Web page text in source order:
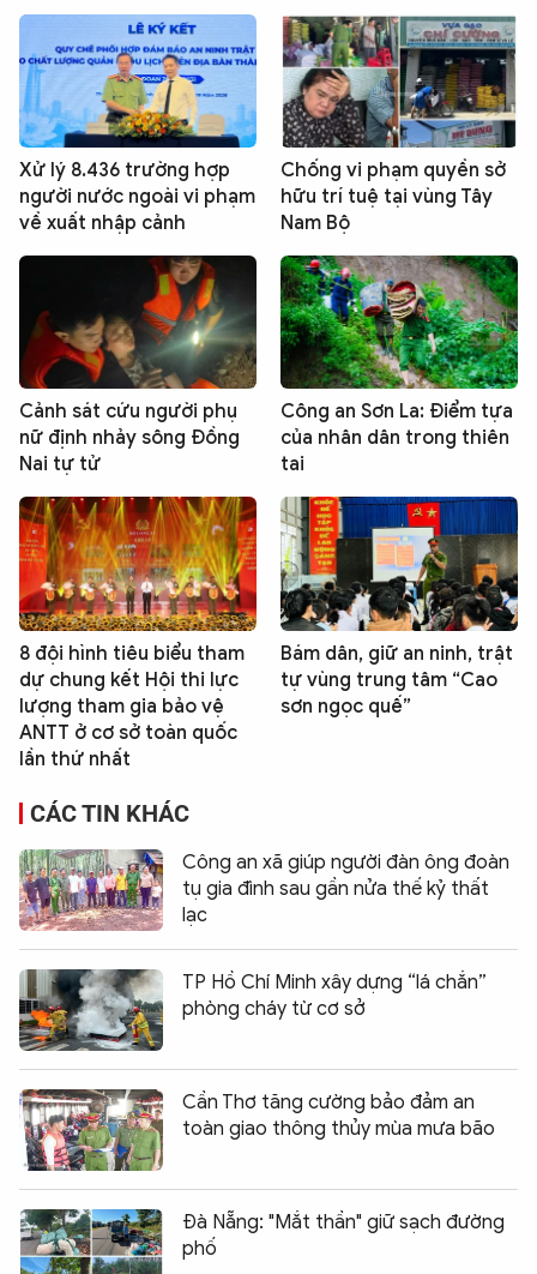
Xử lý 8.436 trường hợp
người nước ngoài vi phạm
về xuất nhập cảnh
Chống vi phạm quyền sở
hữu trí tuệ tại vùng Tây
Nam Bộ
Cảnh sát cứu người phụ
nữ định nhảy sông Đồng
Nai tự tử
Công an Sơn La: Điểm tựa
của nhân dân trong thiên
tai
8 đội hình tiêu biểu tham
dự chung kết Hội thi lực
lượng tham gia bảo vệ
ANTT ở cơ sở toàn quốc
lần thứ nhất
Bám dân, giữ an ninh, trật
tự vùng trung tâm “Cao
sơn ngọc quế”
CÁC TIN KHÁC
Công an xã giúp người đàn ông đoàn
tụ gia đình sau gần nửa thế kỷ thất
lạc
TP Hồ Chí Minh xây dựng “lá chắn”
phòng cháy từ cơ sở
Cần Thơ tăng cường bảo đảm an
toàn giao thông thủy mùa mưa bão
Đà Nẵng: "Mắt thần" giữ sạch đường
phố